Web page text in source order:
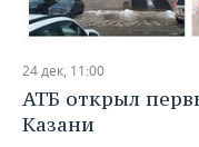
24 дек, 11:00
АТБ открыл
Казани